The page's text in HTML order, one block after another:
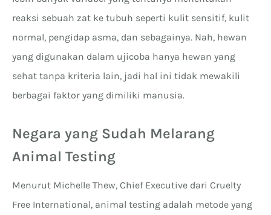
reaksi sebuah zat ke tubuh seperti kulit sensitif, kulit
normal, pengidap asma, dan sebagainya. Nah, hewan
yang digunakan dalam ujicoba hanya hewan yang
sehat tanpa kriteria lain, jadi hal ini tidak mewakili
berbagai faktor yang dimiliki manusia.
Negara yang Sudah Melarang
Animal Testing
Menurut Michelle Thew, Chief Executive dari Cruelty
Free International, animal testing adalah metode yang